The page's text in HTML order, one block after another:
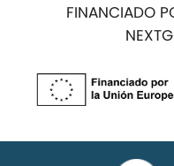
FINANCIADO